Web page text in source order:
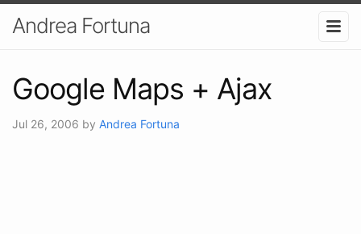
Andrea Fortuna
Google Maps + Ajax
Jul 26, 2006 by Andrea Fortuna